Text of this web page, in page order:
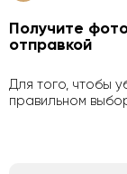
Получите
отправкой
Для того, чтобы
правильном